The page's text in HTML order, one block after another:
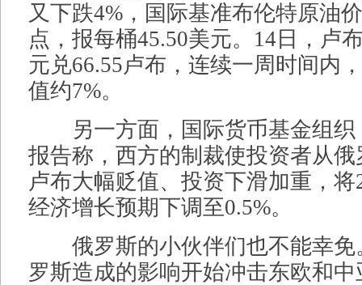
又下跌4%，国际基准布伦特原油
点，报每桶45.50美元。14日，卢
元兑66.55卢布，连续一周时间内
值约7%。
另一方面，国际货币基金组织
报告称，西方的制裁使投资者从
卢布大幅贬值、投资下滑加重，
经济增长预期下调至0.5%。
俄罗斯的小伙伴们也不能幸免
罗斯造成的影响开始冲击东欧和